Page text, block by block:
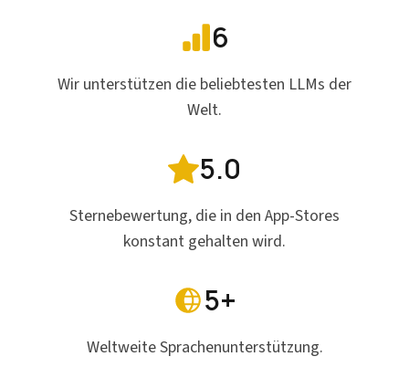
6
Wir unterstützen die beliebtesten LLMs der
Welt.
5.0
Sternebewertung, die in den App-Stores
konstant gehalten wird.
5+
Weltweite Sprachenunterstützung.